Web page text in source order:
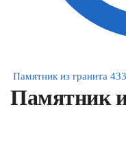
Памятник из гранита 433
Памятник